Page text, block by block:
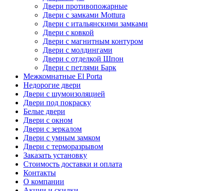
Двери противопожарные
Двери с замками Mottura
Двери с итальянскими замками
Двери с ковкой
Двери с магнитным контуром
Двери с молдингами
Двери с отделкой Шпон
Двери с петлями Барк
Межкомнатные El Porta
Недорогие двери
Двери с шумоизоляцией
Двери под покраску
Белые двери
Двери с окном
Двери с зеркалом
Двери с умным замком
Двери с терморазрывом
Заказать установку
Стоимость доставки и оплата
Контакты
О компании